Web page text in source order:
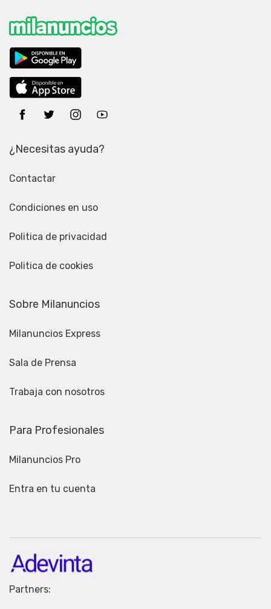
¿Necesitas ayuda?
Contactar
Condiciones en uso
Politica de privacidad
Politica de cookies
Sobre Milanuncios
Milanuncios Express
Sala de Prensa
Trabaja con nosotros
Para Profesionales
Milanuncios Pro
Entra en tu cuenta
Partners: